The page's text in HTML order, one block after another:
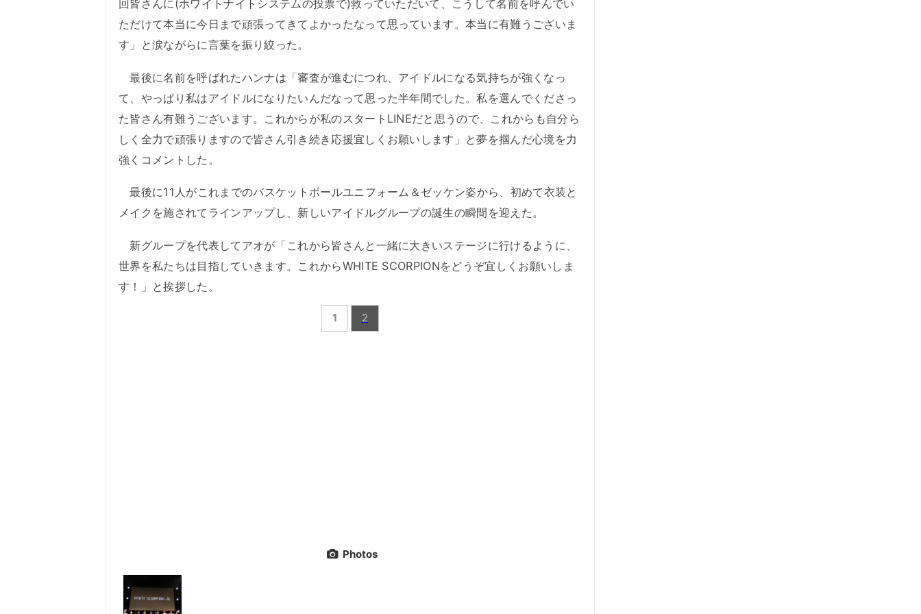
回皆さんに(ホワイトナイトシステムの投票で)救っていただいて、こうして名前を呼んでい
ただけて本当に今日まで頑張ってきてよかったなって思っています。本当に有難うございま
す」と涙ながらに言葉を振り絞った。
最後に名前を呼ばれたハンナは「審査が進むにつれ、アイドルになる気持ちが強くなっ
て、やっぱり私はアイドルになりたいんだなって思った半年間でした。私を選んでくださっ
た皆さん有難うございます。これからが私のスタートLINEだと思うので、これからも自分ら
しく全力で頑張りますので皆さん引き続き応援宜しくお願いします」と夢を掴んだ心境を力
強くコメントした。
最後に11人がこれまでのバスケットボールユニフォーム＆ゼッケン姿から、初めて衣装と
メイクを施されてラインアップし、新しいアイドルグループの誕生の瞬間を迎えた。
新グループを代表してアオが「これから皆さんと一緒に大きいステージに行けるように、
世界を私たちは目指していきます。これからWHITE SCORPIONをどうぞ宜しくお願いしま
す！」と挨拶した。
1 2
Photos